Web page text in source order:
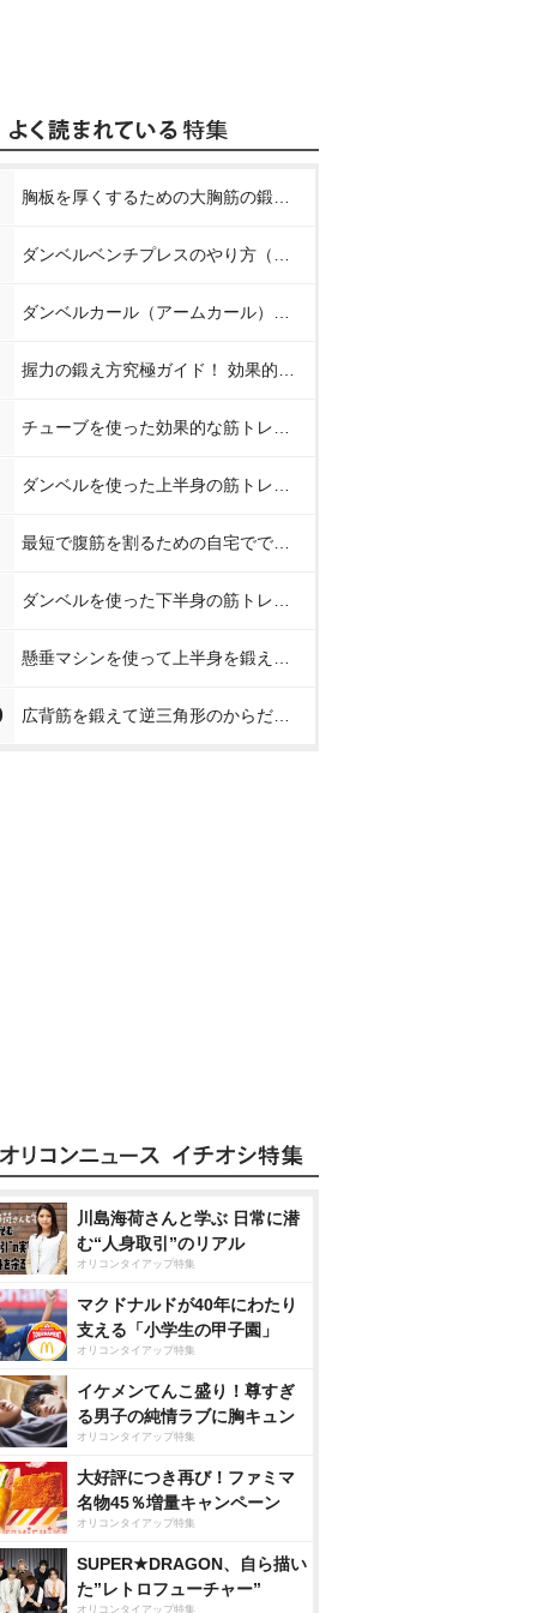
川島海荷さんと学ぶ 日常に潜
む“人身取引”のリアル
オリコンタイアップ特集
マクドナルドが40年にわたり
支える「小学生の甲子園」
オリコンタイアップ特集
イケメンてんこ盛り！尊すぎ
る男子の純情ラブに胸キュン
オリコンタイアップ特集
大好評につき再び！ファミマ
名物45％増量キャンペーン
オリコンタイアップ特集
SUPER★DRAGON、自ら描い
た”レトロフューチャー”
オリコンタイアップ特集